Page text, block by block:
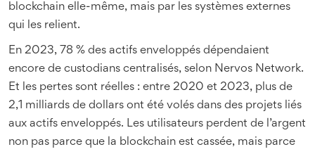
blockchain elle-même, mais par les systèmes externes
qui les relient.
En 2023, 78 % des actifs enveloppés dépendaient
encore de custodians centralisés, selon Nervos Network.
Et les pertes sont réelles : entre 2020 et 2023, plus de
2,1 milliards de dollars ont été volés dans des projets liés
aux actifs enveloppés. Les utilisateurs perdent de l’argent
non pas parce que la blockchain est cassée, mais parce